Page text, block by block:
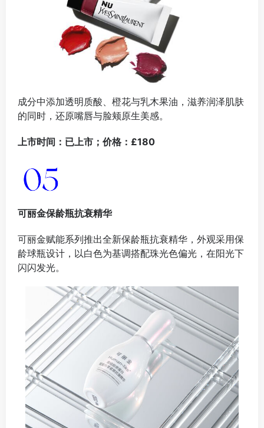
成分中添加透明质酸、橙花与乳木果油，滋养润泽肌肤
的同时，还原嘴唇与脸颊原生美感。
上市时间：已上市；价格：£180
可丽金保龄瓶抗衰精华
可丽金赋能系列推出全新保龄瓶抗衰精华，外观采用保
龄球瓶设计，以白色为基调搭配珠光色偏光，在阳光下
闪闪发光。